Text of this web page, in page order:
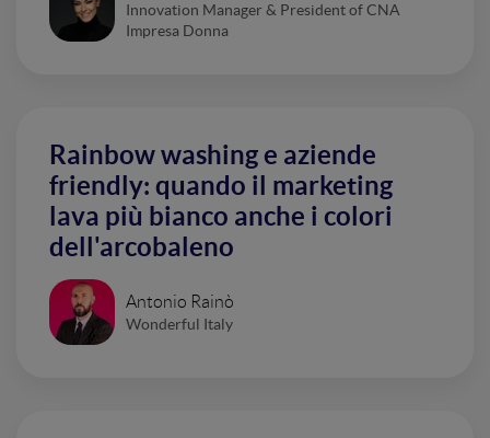
Innovation Manager & President of CNA
Impresa Donna
Rainbow washing e aziende
friendly: quando il marketing
lava più bianco anche i colori
dell'arcobaleno
Antonio Rainò
Wonderful Italy